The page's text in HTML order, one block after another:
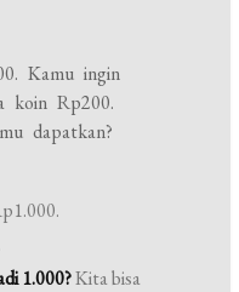
Kamu ingin
koin Rp200.
dapatkan?
1.000?Kita bisa